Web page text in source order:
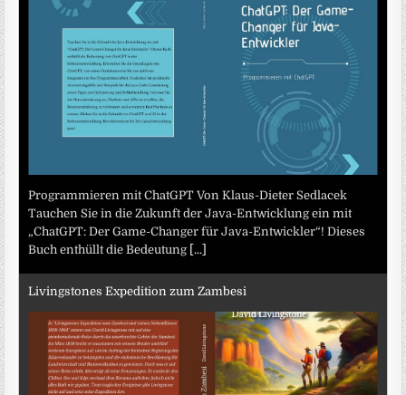
Programmieren mit ChatGPT Von Klaus-Dieter Sedlacek
Tauchen Sie in die Zukunft der Java-Entwicklung ein mit
„ChatGPT: Der Game-Changer für Java-Entwickler“! Dieses
Buch enthüllt die Bedeutung [...]
Livingstones Expedition zum Zambesi